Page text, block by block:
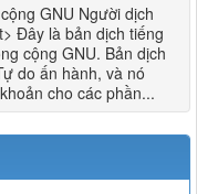
GNU Người dịch
Đây là bản dịch tiếng
cộng GNU. Bản dịch
do ấn hành, và nó
cho các phần...